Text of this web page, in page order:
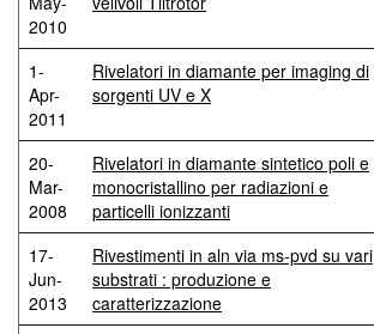
2010
1-
Apr-
2011
Rivelatori in diamante per imaging di
sorgenti UV e X
20-
Mar-
2008
Rivelatori in diamante sintetico poli e
monocristallino per radiazioni e
particelli ionizzanti
17-
Jun-
2013
Rivestimenti in aln via ms-pvd su vari
substrati : produzione e
caratterizzazione